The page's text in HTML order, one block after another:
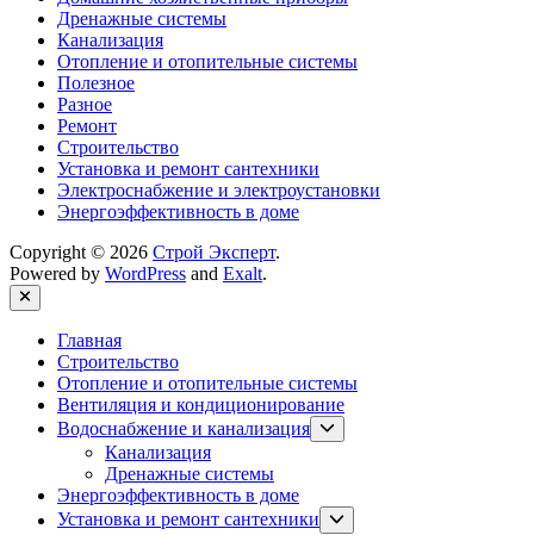
Дренажные системы
Канализация
Отопление и отопительные системы
Полезное
Разное
Ремонт
Строительство
Установка и ремонт сантехники
Электроснабжение и электроустановки
Энергоэффективность в доме
Copyright © 2026 Строй Эксперт.
Powered by WordPress and Exalt.
Close
Главная
Строительство
Отопление и отопительные системы
Вентиляция и кондиционирование
Водоснабжение и канализация
sub
Канализация
Дренажные системы
Энергоэффективность в доме
Установка и ремонт сантехники
Show